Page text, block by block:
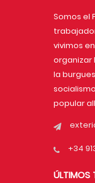
Somos el
vivimos
organizar
la
popular
+34
ÚLTIMOS